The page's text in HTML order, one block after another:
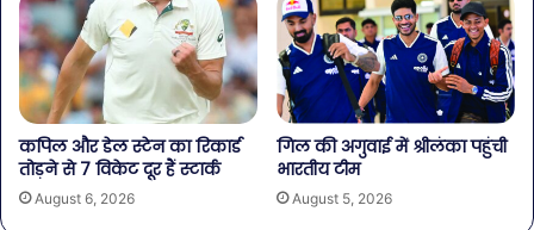
कपिल और डेल स्टेन का रिकार्ड
तोड़ने से 7 विकेट दूर हैं स्टार्क
August 6, 2026
गिल की अगुवाई में श्रीलंका पहुंची
भारतीय टीम
August 5, 2026